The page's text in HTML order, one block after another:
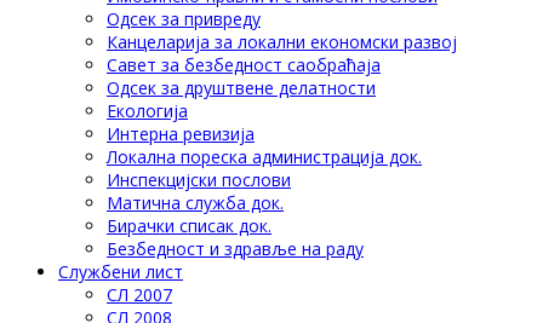
Одсек за привреду
Канцеларија за локални економски развој
Савет за безбедност саобраћаја
Одсек за друштвене делатности
Eкологија
Интерна ревизија
Локална пореска администрација док.
Инспекцијски послови
Матична служба док.
Бирачки списак док.
Безбедност и здравље на раду
Службени лист
СЛ 2007
СЛ 2008